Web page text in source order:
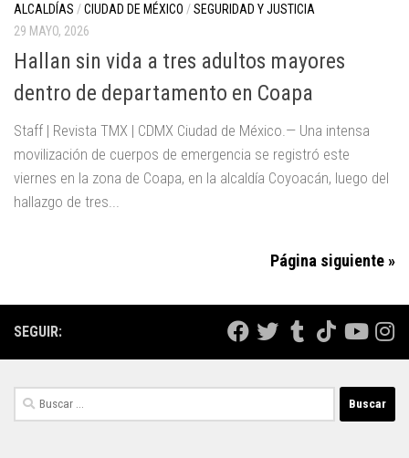
ALCALDÍAS /CIUDAD DE MÉXICO /SEGURIDAD Y JUSTICIA
29 MAYO, 2026
Hallan sin vida a tres adultos mayores
dentro de departamento en Coapa
Staff | Revista TMX | CDMX Ciudad de México.— Una intensa
movilización de cuerpos de emergencia se registró este
viernes en la zona de Coapa, en la alcaldía Coyoacán, luego del
hallazgo de tres...
Página siguiente »
SEGUIR:
Buscar: